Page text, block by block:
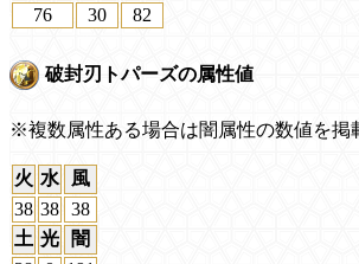
76
30 82
破封刃トパーズの属性値
※複数属性ある場合は闇属性の数値を掲
火 水
風
38 38 38
土 光
闇